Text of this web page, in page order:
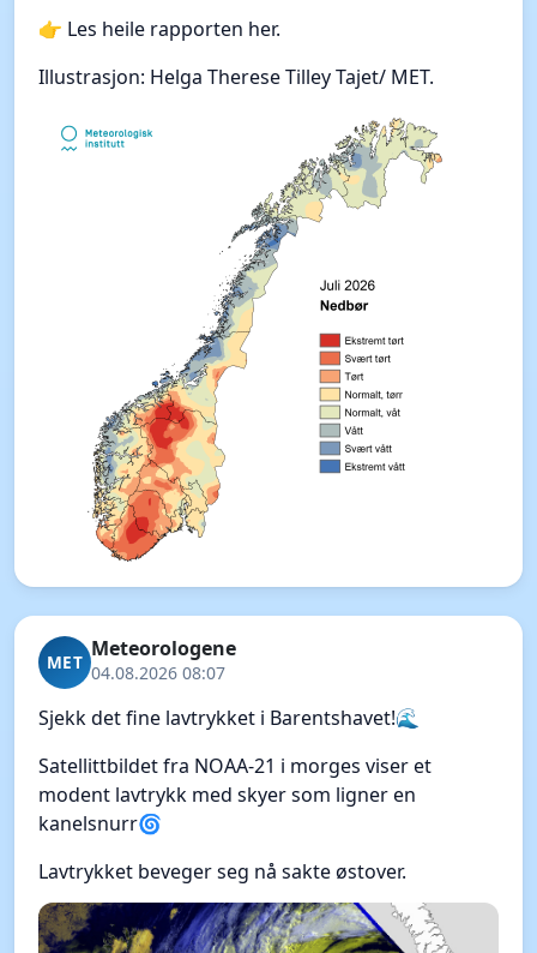
👉 Les heile rapporten her.
Illustrasjon: Helga Therese Tilley Tajet/ MET.
MET
Meteorologene
04.08.2026 08:07
Sjekk det fine lavtrykket i Barentshavet!🌊
Satellittbildet fra NOAA-21 i morges viser et
modent lavtrykk med skyer som ligner en
kanelsnurr🌀
Lavtrykket beveger seg nå sakte østover.